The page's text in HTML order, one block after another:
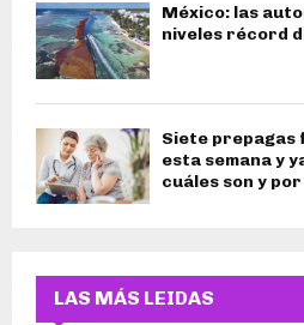
México: las
niveles récord
Siete prepagas
esta semana y
cuáles son y
LAS MÁS LEIDAS